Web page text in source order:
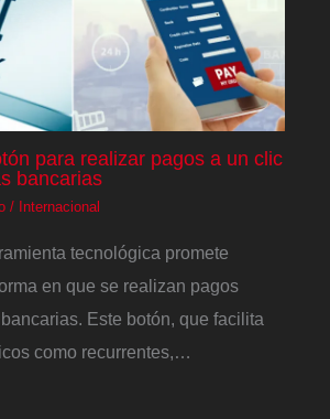
para realizar pagos a un clic
bancarias
/ Internacional
tecnológica promete
en que se realizan pagos
Este botón, que facilita
como recurrentes,…